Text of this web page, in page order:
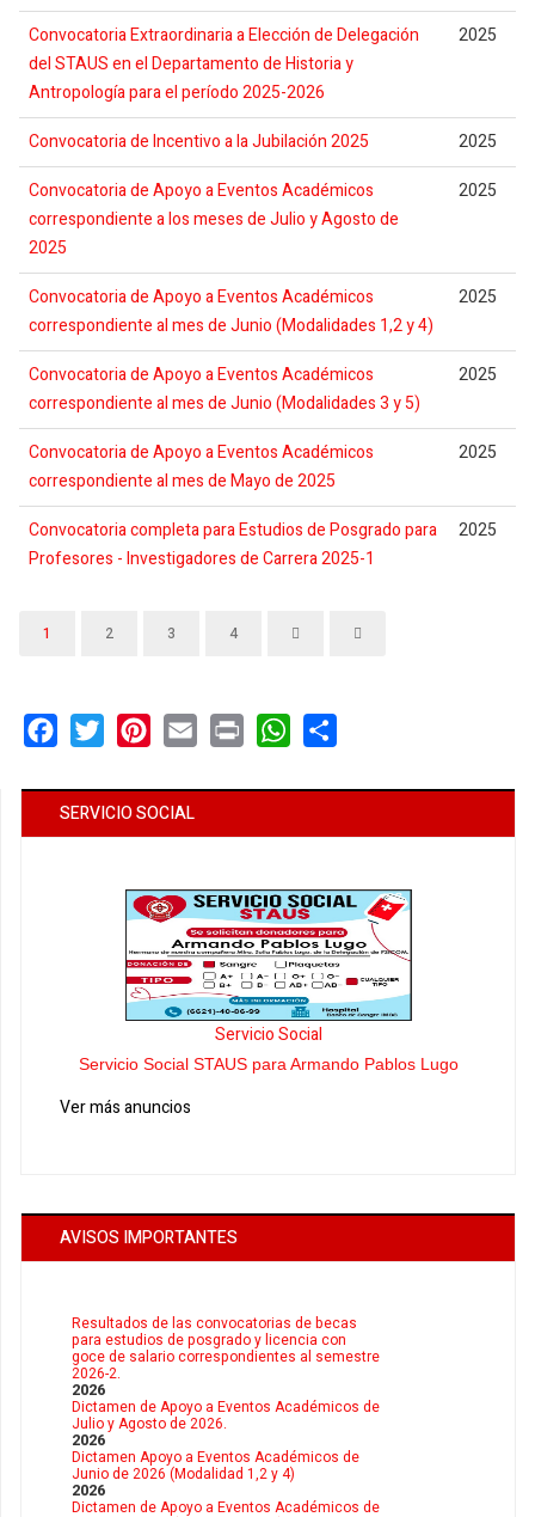
Convocatoria Extraordinaria a Elección de Delegación
del STAUS en el Departamento de Historia y
Antropología para el período 2025-2026
2025
Convocatoria de Incentivo a la Jubilación 2025
2025
Convocatoria de Apoyo a Eventos Académicos
correspondiente a los meses de Julio y Agosto de
2025
2025
Convocatoria de Apoyo a Eventos Académicos
correspondiente al mes de Junio (Modalidades 1,2 y 4)
2025
Convocatoria de Apoyo a Eventos Académicos
correspondiente al mes de Junio (Modalidades 3 y 5)
2025
Convocatoria de Apoyo a Eventos Académicos
correspondiente al mes de Mayo de 2025
2025
Convocatoria completa para Estudios de Posgrado para
Profesores - Investigadores de Carrera 2025-1
2025
1 2 3 4
SERVICIO SOCIAL
Servicio Social
Servicio Social STAUS para Armando Pablos Lugo
Ver más anuncios
AVISOS IMPORTANTES
Resultados de las convocatorias de becas
para estudios de posgrado y licencia con
goce de salario correspondientes al semestre
2026-2.
2026
Dictamen de Apoyo a Eventos Académicos de
Julio y Agosto de 2026.
2026
Dictamen Apoyo a Eventos Académicos de
Junio de 2026 (Modalidad 1,2 y 4)
2026
Dictamen de Apoyo a Eventos Académicos de